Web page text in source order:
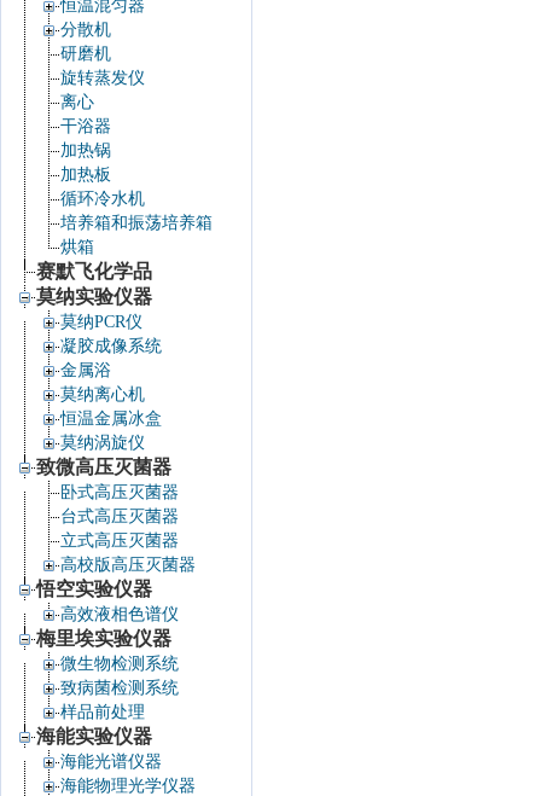
恒温混匀器
分散机
研磨机
旋转蒸发仪
离心
干浴器
加热锅
加热板
循环冷水机
培养箱和振荡培养箱
烘箱
赛默飞化学品
莫纳实验仪器
莫纳PCR仪
凝胶成像系统
金属浴
莫纳离心机
恒温金属冰盒
莫纳涡旋仪
致微高压灭菌器
卧式高压灭菌器
台式高压灭菌器
立式高压灭菌器
高校版高压灭菌器
悟空实验仪器
高效液相色谱仪
梅里埃实验仪器
微生物检测系统
致病菌检测系统
样品前处理
海能实验仪器
海能光谱仪器
海能物理光学仪器